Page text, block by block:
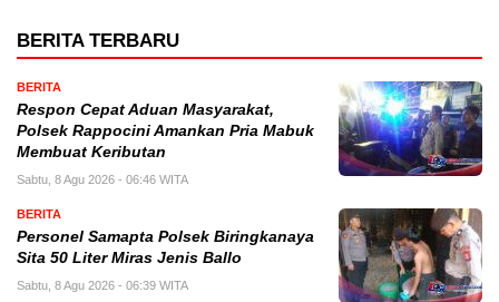
BERITA TERBARU
BERITA
Respon Cepat Aduan Masyarakat,
Polsek Rappocini Amankan Pria Mabuk
Membuat Keributan
Sabtu, 8 Agu 2026 - 06:46 WITA
BERITA
Personel Samapta Polsek Biringkanaya
Sita 50 Liter Miras Jenis Ballo
Sabtu, 8 Agu 2026 - 06:39 WITA